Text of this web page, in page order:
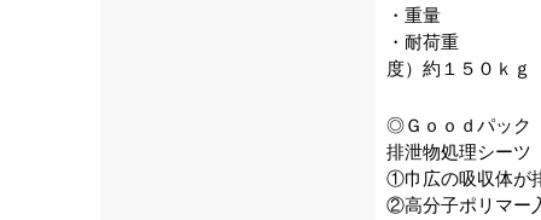
・重量 ：
・耐荷重 ：
度）約１５０ｋｇ
◎Ｇｏｏｄパック
排泄物処理シーツ
①巾広の吸収体が
②高分子ポリマー